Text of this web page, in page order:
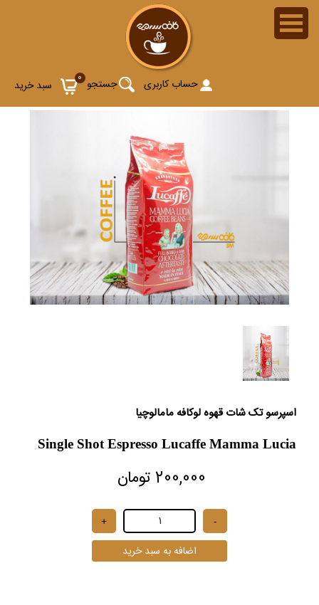
0 سبد خرید جستجو حساب کاربری
اسپرسو تک شات قهوه لوکافه مامالوچیا
Single Shot Espresso Lucaffe Mamma Lucia
200,000 تومان